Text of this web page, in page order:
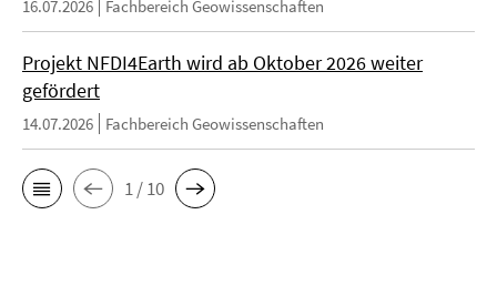
16.07.2026 Fachbereich Geowissenschaften
Projekt NFDI4Earth wird ab Oktober 2026 weiter
gefördert
14.07.2026 Fachbereich Geowissenschaften
1 / 10